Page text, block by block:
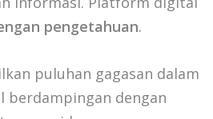
pengetahuan.
puluhan gagasan dalam
berdampingan dengan